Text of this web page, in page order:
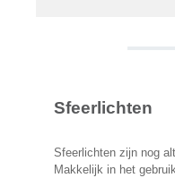
Sfeerlichten
Sfeerlichten zijn nog
Makkelijk in het